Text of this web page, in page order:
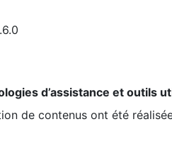
d’assistance et outils
de contenus ont été